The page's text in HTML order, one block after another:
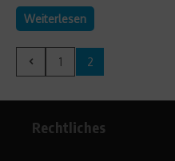
Weiterlesen
1 2
Rechtliches